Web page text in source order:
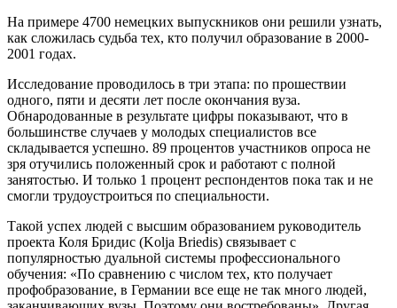
На примере 4700 немецких выпускников они решили узнать,
как сложилась судьба тех, кто получил образование в 2000-
2001 годах.
Исследование проводилось в три этапа: по прошествии
одного, пяти и десяти лет после окончания вуза.
Обнародованные в результате цифры показывают, что в
большинстве случаев у молодых специалистов все
складывается успешно. 89 процентов участников опроса не
зря отучились положенный срок и работают с полной
занятостью. И только 1 процент респондентов пока так и не
смогли трудоустроиться по специальности.
Такой успех людей с высшим образованием руководитель
проекта Коля Бридис (Kolja Briedis) связывает с
популярностью дуальной системы профессионального
обучения: «По сравнению с числом тех, кто получает
профобразование, в Германии все еще не так много людей,